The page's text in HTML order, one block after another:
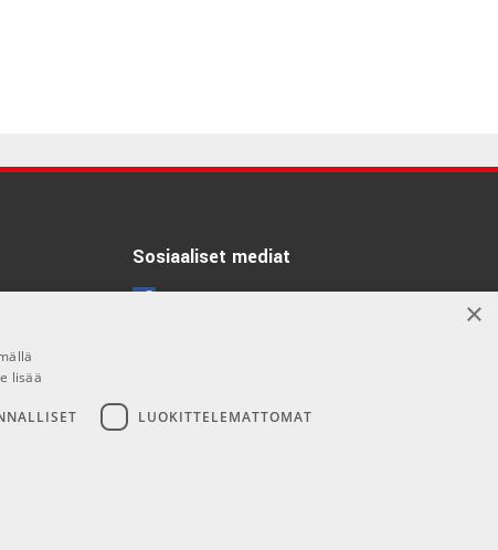
Sosiaaliset mediat
Facebook ×
lisää
LUOKITTELEMATTOMAT